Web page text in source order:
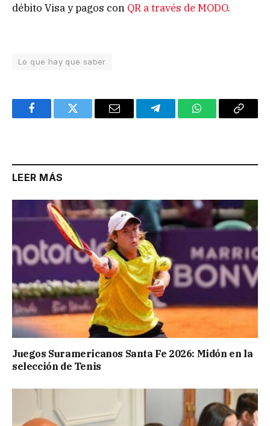
débito Visa y pagos con QR a través de MODO.
Lo que hay que saber
FacebookTwitter Email TelegramWhatsAppCopy
LEER MÁS
Juegos Suramericanos Santa Fe 2026: Midón en la
selección de Tenis